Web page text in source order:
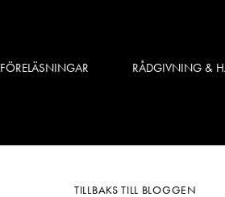
FÖRELÄSNINGAR RÅDGIVNING &
TILLBAKS TILL BLOGGEN